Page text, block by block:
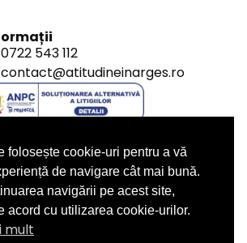
0722 543 112
contact@atitudineinarges.ro
folosește cookie-uri pentru a vă
de navigare cât mai bună.
navigării pe acest site,
acord cu utilizarea cookie-urilor.
mult